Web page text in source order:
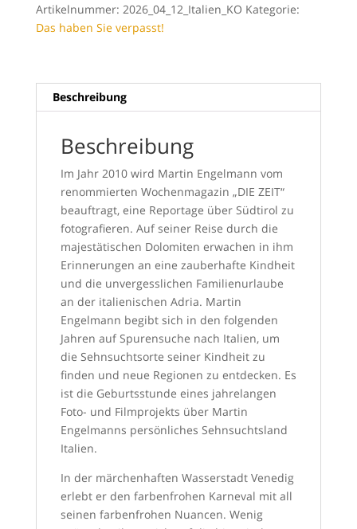
Artikelnummer: 2026_04_12_Italien_KO Kategorie:
Das haben Sie verpasst!
Beschreibung
Beschreibung
Im Jahr 2010 wird Martin Engelmann vom
renommierten Wochenmagazin „DIE ZEIT“
beauftragt, eine Reportage über Südtirol zu
fotografieren. Auf seiner Reise durch die
majestätischen Dolomiten erwachen in ihm
Erinnerungen an eine zauberhafte Kindheit
und die unvergesslichen Familienurlaube
an der italienischen Adria. Martin
Engelmann begibt sich in den folgenden
Jahren auf Spurensuche nach Italien, um
die Sehnsuchtsorte seiner Kindheit zu
finden und neue Regionen zu entdecken. Es
ist die Geburtsstunde eines jahrelangen
Foto- und Filmprojekts über Martin
Engelmanns persönliches Sehnsuchtsland
Italien.
In der märchenhaften Wasserstadt Venedig
erlebt er den farbenfrohen Karneval mit all
seinen farbenfrohen Nuancen. Wenig